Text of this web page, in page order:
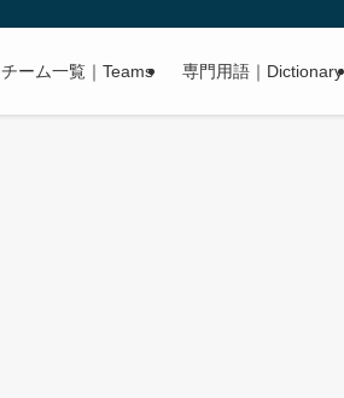
チーム一覧｜Teams 専門用語｜Dictionary